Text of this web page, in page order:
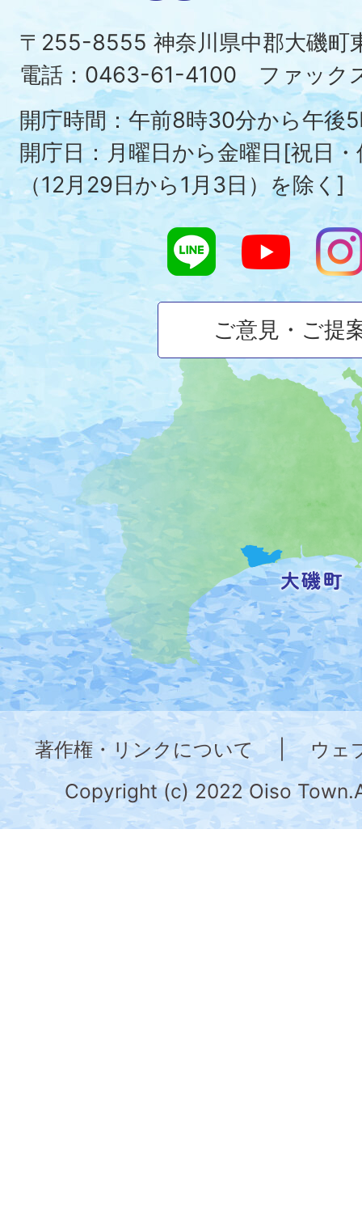
磯
町
の
位
置
を
記
し
た
地
図。
神
奈
川
県
の
町
〒255-8555 神奈川県中郡大磯
電話：0463-61-4100 ファック
開庁時間：午前8時30分から午後
開庁日：月曜日から金曜日[祝日
（12月29日から1月3日）を除く]
ご意見・ご提
著作権・リンクについて
ウェ
Copyright (c) 2022 Oiso